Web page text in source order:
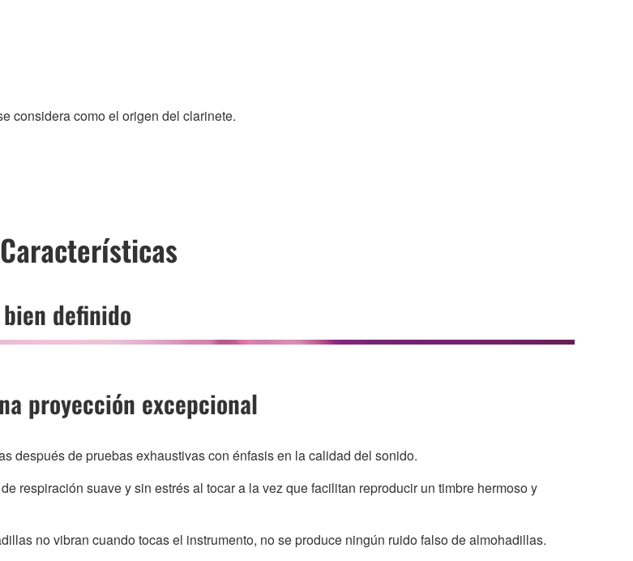
considera como el origen del clarinete.
Características
definido
proyección excepcional
después de pruebas exhaustivas con énfasis en la calidad del sonido.
respiración suave y sin estrés al tocar a la vez que facilitan reproducir un timbre hermoso y
no vibran cuando tocas el instrumento, no se produce ningún ruido falso de almohadillas.